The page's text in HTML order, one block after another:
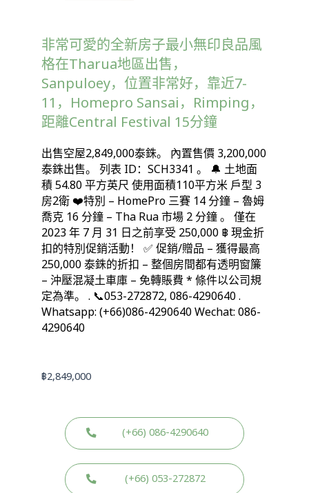
非常可愛的全新房子最小無印良品風
格在Tharua地區出售，
Sanpuloey，位置非常好，靠近7-
11，Homepro Sansai，Rimping，
距離Central Festival 15分鐘
出售空屋2,849,000泰銖。 內置售價 3,200,000
泰銖出售。 列表 ID：SCH3341 。 🔔 土地面
積 54.80 平方英尺 使用面積110平方米 戶型 3
房2衛 ❤️特別 – HomePro 三賽 14 分鐘 – 魯姆
喬克 16 分鐘 – Tha Rua 市場 2 分鐘 。 僅在
2023 年 7 月 31 日之前享受 250,000 ฿ 現金折
扣的特別促銷活動！ ✅ 促銷/贈品 – 獲得最高
250,000 泰銖的折扣 – 整個房間都有透明窗簾
– 沖壓混凝土車庫 – 免轉賬費 * 條件以公司規
定為準。 . 📞053-272872, 086-4290640 .
Whatsapp: (+66)086-4290640 Wechat: 086-
4290640
฿2,849,000
(+66) 086-4290640
(+66) 053-272872